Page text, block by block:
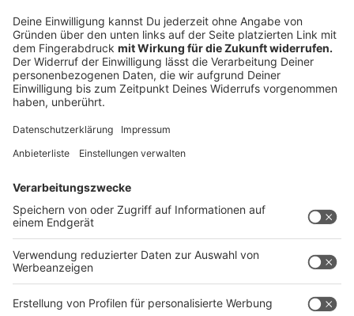
Anzeige
©picture alliance/dpa/SOPA Images via ZUMA
Press Wire | Kim Jae-Hwan
Leichte, helle Stoffe mit UV-Schutz (UPF 30 oder
höher) bieten optimalen Schutz.
Anzeige
Kinder niemals ungeschützt in die Sonne
Anzeige